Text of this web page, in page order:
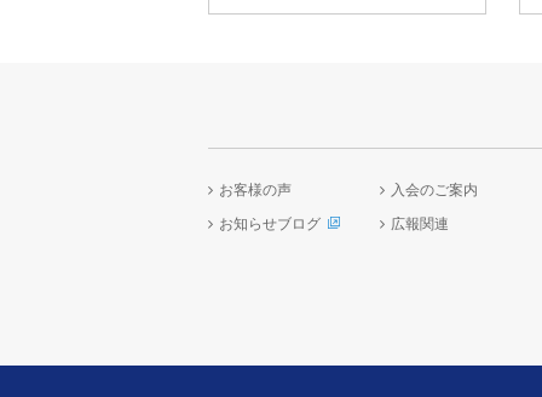
お客様の声
入会のご案内
お知らせブログ
広報関連